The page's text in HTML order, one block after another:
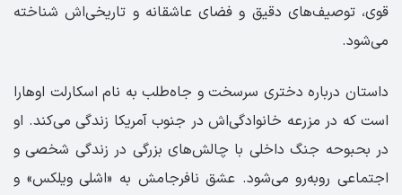
قوی، توصیف‌های دقیق و فضای عاشقانه و تاریخی‌اش شناخته
می‌شود.
داستان درباره دختری سرسخت و جاه‌طلب به نام اسکارلت اوهارا
است که در مزرعه خانوادگی‌اش در جنوب آمریکا زندگی می‌کند. او
در بحبوحه جنگ داخلی با چالش‌های بزرگی در زندگی شخصی و
اجتماعی روبه‌رو می‌شود. عشق نافرجامش به «اشلی ویلکس» و